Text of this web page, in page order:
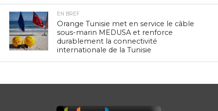
EN BREF
Orange Tunisie met en service le câble
sous-marin MEDUSA et renforce
durablement la connectivité
internationale de la Tunisie